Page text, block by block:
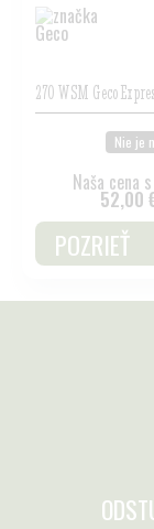
270 WSM Geco
Nie je
Naša cena
52,00
POZRIEŤ